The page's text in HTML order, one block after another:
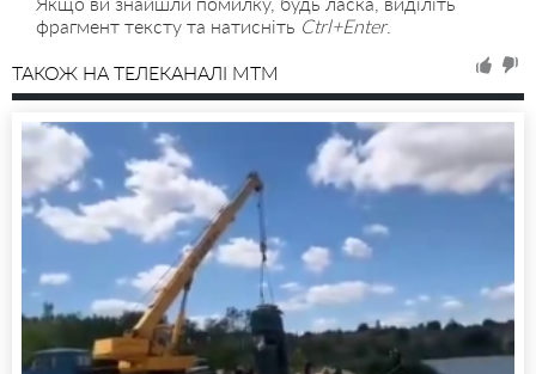
фрагмент тексту та натисніть Ctrl+Enter.
ТАКОЖ НА ТЕЛЕКАНАЛІ MTM